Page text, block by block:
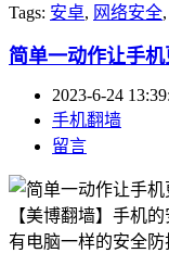
Tags: 安卓, 网络安全,
简单一动作让手
2023-6-24
手机翻墙
留言
【美博翻墙】手机
有电脑一样的安全